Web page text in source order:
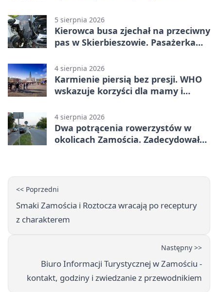
5 sierpnia 2026
Kierowca busa zjechał na przeciwny
pas w Skierbieszowie. Pasażerka
4 sierpnia 2026
Karmienie piersią bez presji. WHO
wskazuje korzyści dla mamy i
4 sierpnia 2026
Dwa potrącenia rowerzystów w
okolicach Zamościa. Zadecydowało
<< Poprzedni
Smaki Zamościa i Roztocza wracają po receptury
z charakterem
Następny >>
Biuro Informacji Turystycznej w Zamościu -
kontakt, godziny i zwiedzanie z przewodnikiem